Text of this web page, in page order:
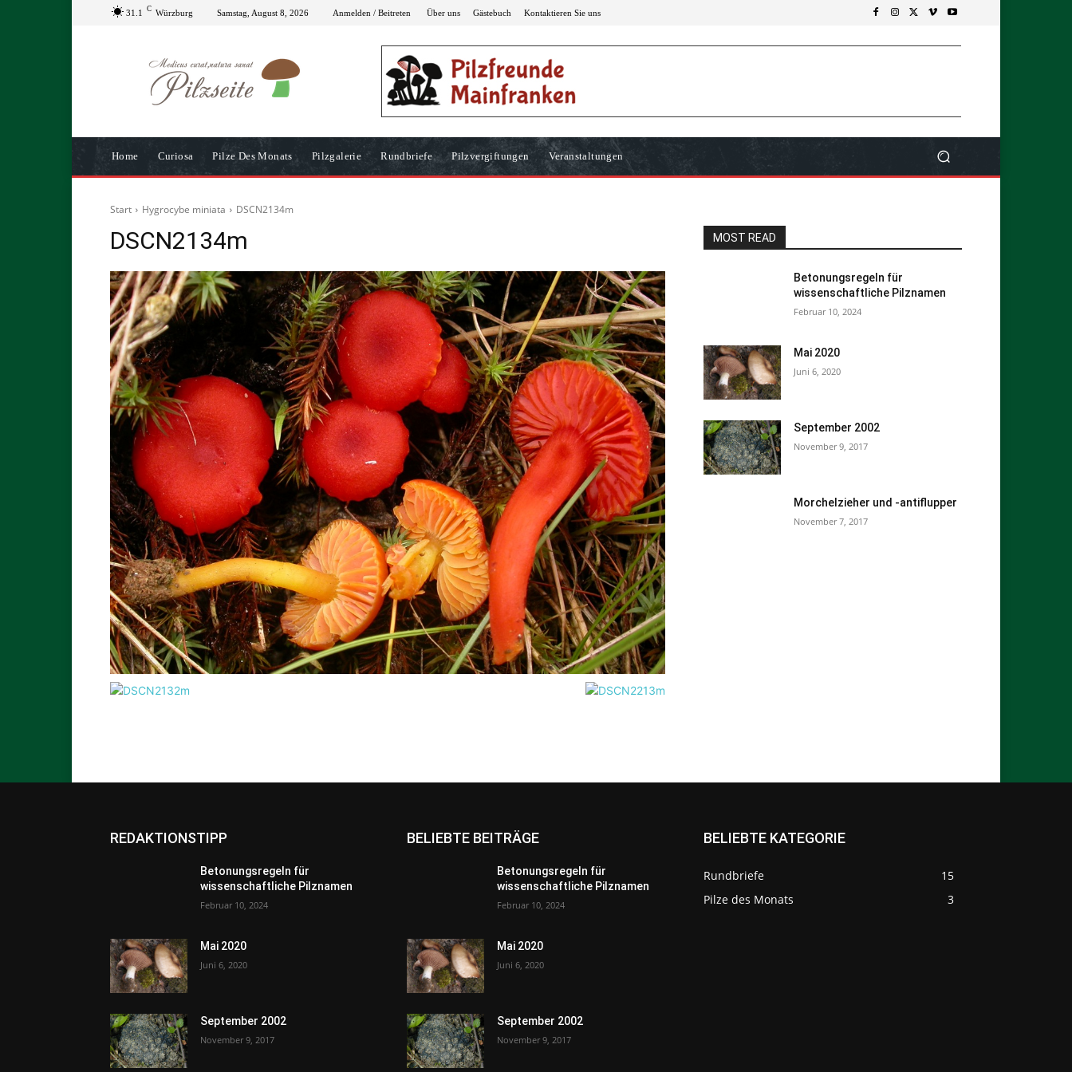
31.1 C Würzburg Samstag, August 8, 2026 Anmelden / Beitreten Über uns Gästebuch Kontaktieren Sie uns
Home Curiosa Pilze Des Monats Pilzgalerie Rundbriefe Pilzvergiftungen Veranstaltungen
Start Hygrocybe miniata DSCN2134m
DSCN2134m MOST READ
Betonungsregeln für
wissenschaftliche Pilznamen
Februar 10, 2024
Mai 2020
Juni 6, 2020
September 2002
November 9, 2017
Morchelzieher und -antiflupper
November 7, 2017
REDAKTIONSTIPP
Betonungsregeln für
wissenschaftliche Pilznamen
Februar 10, 2024
Mai 2020
Juni 6, 2020
September 2002
November 9, 2017
BELIEBTE BEITRÄGE
Betonungsregeln für
wissenschaftliche Pilznamen
Februar 10, 2024
Mai 2020
Juni 6, 2020
September 2002
November 9, 2017
BELIEBTE KATEGORIE
Rundbriefe
15
Pilze des Monats
3